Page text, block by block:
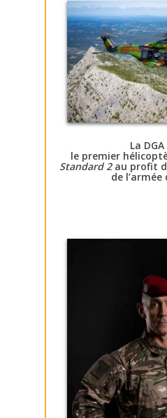
La
le premier
Standard 2au profit
de l’armée